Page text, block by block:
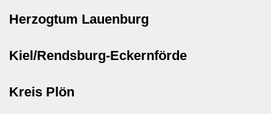
Herzogtum Lauenburg
Kiel/Rendsburg-Eckernförde
Kreis Plön